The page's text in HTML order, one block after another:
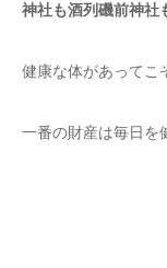
神社も酒列磯前神社
健康な体があってこ
一番の財産は毎日を